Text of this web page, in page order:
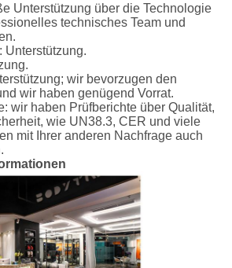
Unterstützung über die Technologie
technisches Team und
Unterstützung.
wir bevorzugen den
wir haben genügend Vorrat.
wir haben Prüfberichte über Qualität,
wie UN38.3, CER und viele
mit Ihrer anderen Nachfrage auch